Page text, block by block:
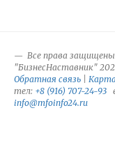
Все права
"БизнесНаставник"
Обратная связь
тел: +8 (916) 707-24-93
info@mfoinfo24.ru